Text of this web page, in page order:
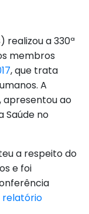
realizou a 330ª
membros
, que trata
A
apresentou ao
Saúde no
a respeito do
e foi
relatório